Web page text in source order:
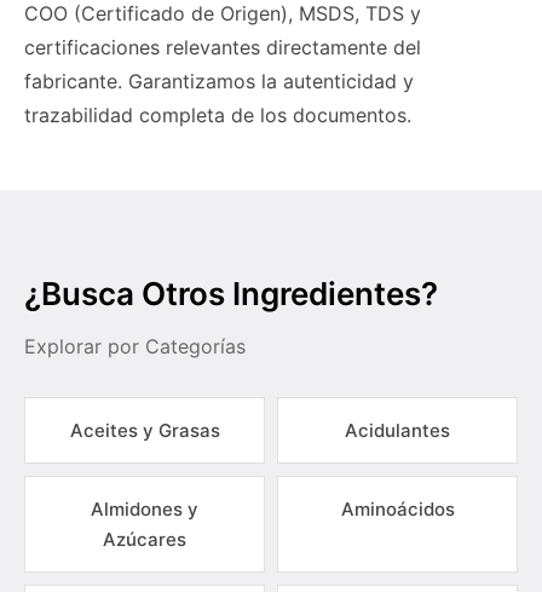
COO (Certificado de Origen), MSDS, TDS y
certificaciones relevantes directamente del
fabricante. Garantizamos la autenticidad y
trazabilidad completa de los documentos.
¿Busca Otros Ingredientes?
Explorar por Categorías
Aceites y Grasas Acidulantes
Almidones y
Azúcares
Aminoácidos